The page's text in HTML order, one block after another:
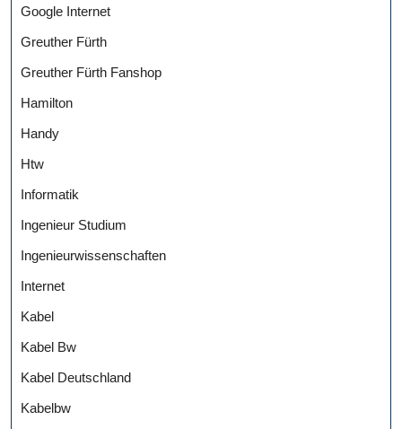
Google Internet
Greuther Fürth
Greuther Fürth Fanshop
Hamilton
Handy
Htw
Informatik
Ingenieur Studium
Ingenieurwissenschaften
Internet
Kabel
Kabel Bw
Kabel Deutschland
Kabelbw